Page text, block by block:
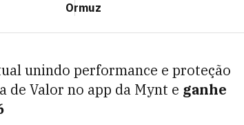
Ormuz
unindo performance e proteção
de Valor no app da Mynt e ganhe